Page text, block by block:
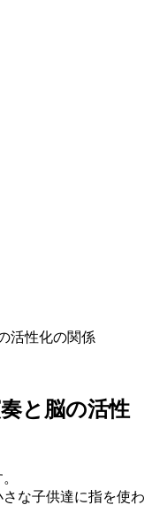
活性化の関係
と脳の活性
な子供達に指を使わ